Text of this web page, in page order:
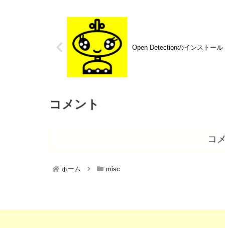
Open Detectionのインストール
コメント
コ
ホーム misc